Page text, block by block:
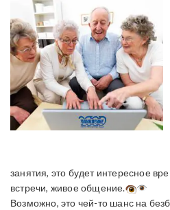
занятия, это будет интересное
встречи, живое общение.
Возможно, это чей-то шанс на